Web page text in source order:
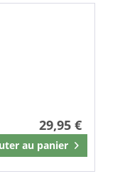
29,95 €
au panier
Mémoriser